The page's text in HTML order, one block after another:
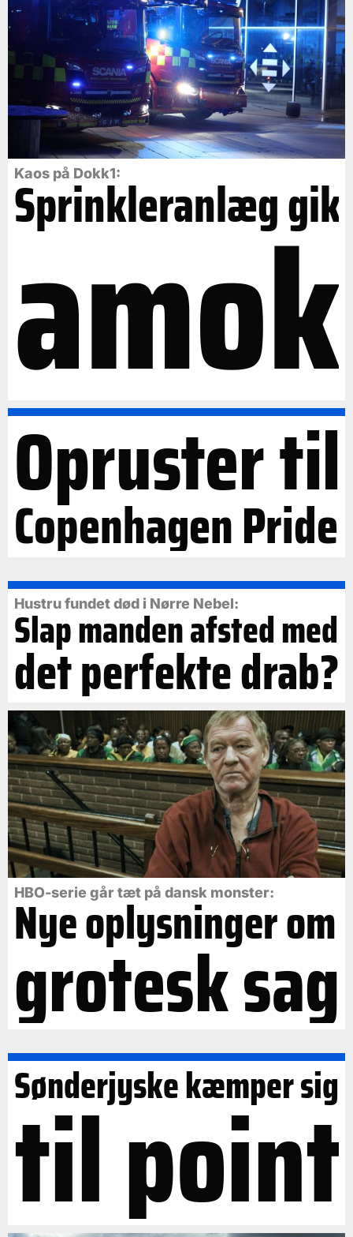
Kaos på Dokk1:
Sprinkleranlæg gik
amok
Opruster til
Copenhagen Pride
Hustru fundet død i Nørre Nebel:
Slap manden afsted med
det perfekte drab?
HBO-serie går tæt på dansk monster:
Nye oplysninger om
grotesk sag
Sønderjyske kæmper sig
til point